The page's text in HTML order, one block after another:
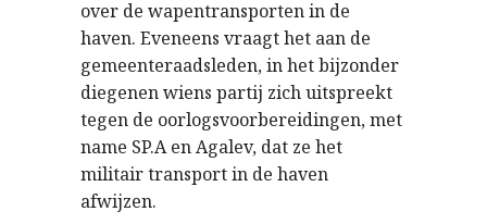
over de wapentransporten in de
haven. Eveneens vraagt het aan de
gemeenteraadsleden, in het bijzonder
diegenen wiens partij zich uitspreekt
tegen de oorlogsvoorbereidingen, met
name SP.A en Agalev, dat ze het
militair transport in de haven
afwijzen.